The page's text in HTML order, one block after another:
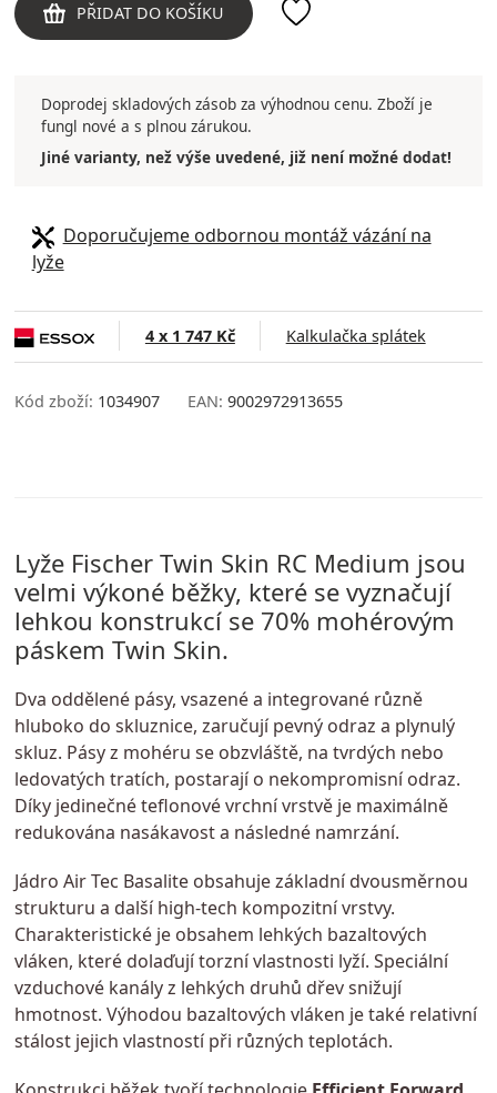
PŘIDAT DO KOŠÍKU
Doprodej skladových zásob za výhodnou cenu. Zboží je
fungl nové a s plnou zárukou.
Jiné varianty, než výše uvedené, již není možné dodat!
Doporučujeme odbornou montáž vázání na
lyže
4 x 1 747 Kč Kalkulačka splátek
Kód zboží: 1034907 EAN: 9002972913655
Lyže Fischer Twin Skin RC Medium jsou
velmi výkoné běžky, které se vyznačují
lehkou konstrukcí se 70% mohérovým
páskem Twin Skin.
Dva oddělené pásy, vsazené a integrované různě
hluboko do skluznice, zaručují pevný odraz a plynulý
skluz. Pásy z mohéru se obzvláště, na tvrdých nebo
ledovatých tratích, postarají o nekompromisní odraz.
Díky jedinečné teflonové vrchní vrstvě je maximálně
redukována nasákavost a následné namrzání.
Jádro Air Tec Basalite obsahuje základní dvousměrnou
strukturu a další high-tech kompozitní vrstvy.
Charakteristické je obsahem lehkých bazaltových
vláken, které dolaďují torzní vlastnosti lyží. Speciální
vzduchové kanály z lehkých druhů dřev snižují
hmotnost. Výhodou bazaltových vláken je také relativní
stálost jejich vlastností při různých teplotách.